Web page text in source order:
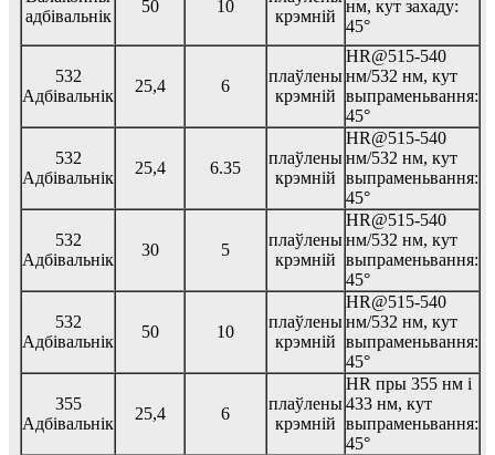
адбівальнік
50 10
крэмній
нм, кут захаду:
45°
532
Адбівальнік
25,4 6
плаўлены
крэмній
HR@515-540
нм/532 нм, кут
выпраменьвання:
45°
532
Адбівальнік
25,4 6.35
плаўлены
крэмній
HR@515-540
нм/532 нм, кут
выпраменьвання:
45°
532
Адбівальнік
30 5
плаўлены
крэмній
HR@515-540
нм/532 нм, кут
выпраменьвання:
45°
532
Адбівальнік
50 10
плаўлены
крэмній
HR@515-540
нм/532 нм, кут
выпраменьвання:
45°
355
Адбівальнік
25,4 6
плаўлены
крэмній
HR пры 355 нм і
433 нм, кут
выпраменьвання:
45°